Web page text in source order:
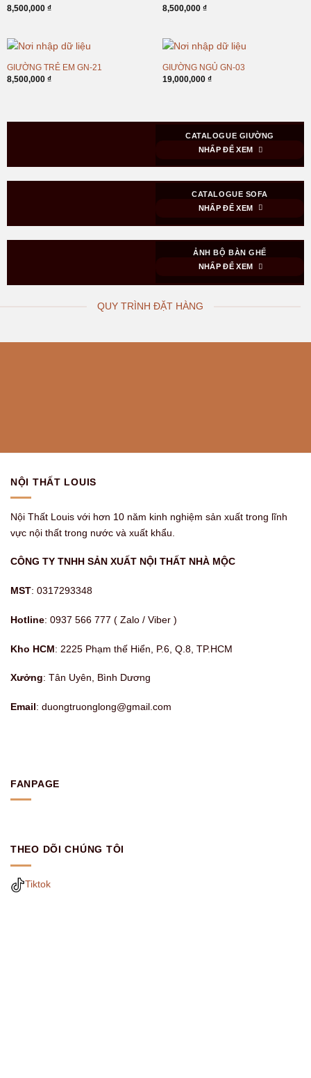
8,500,000 ₫
8,500,000 ₫
GIƯỜNG TRẺ EM GN-21
8,500,000 ₫
GIƯỜNG NGỦ GN-03
19,000,000 ₫
CATALOGUE GIƯỜNG
NHẤP ĐỂ XEM
CATALOGUE SOFA
NHẤP ĐỂ XEM
ẢNH BỘ BÀN GHẾ
NHẤP ĐỂ XEM
QUY TRÌNH ĐẶT HÀNG
NỘI THẤT LOUIS
Nội Thất Louis với hơn 10 năm kinh nghiệm sản xuất trong lĩnh
vực nội thất trong nước và xuất khẩu.
CÔNG TY TNHH SẢN XUẤT NỘI THẤT NHÀ MỘC
MST: 0317293348
Hotline: 0937 566 777 ( Zalo / Viber )
Kho HCM: 2225 Phạm thế Hiển, P.6, Q.8, TP.HCM
Xưởng: Tân Uyên, Bình Dương
Email: duongtruonglong@gmail.com
FANPAGE
THEO DÕI CHÚNG TÔI
Tiktok